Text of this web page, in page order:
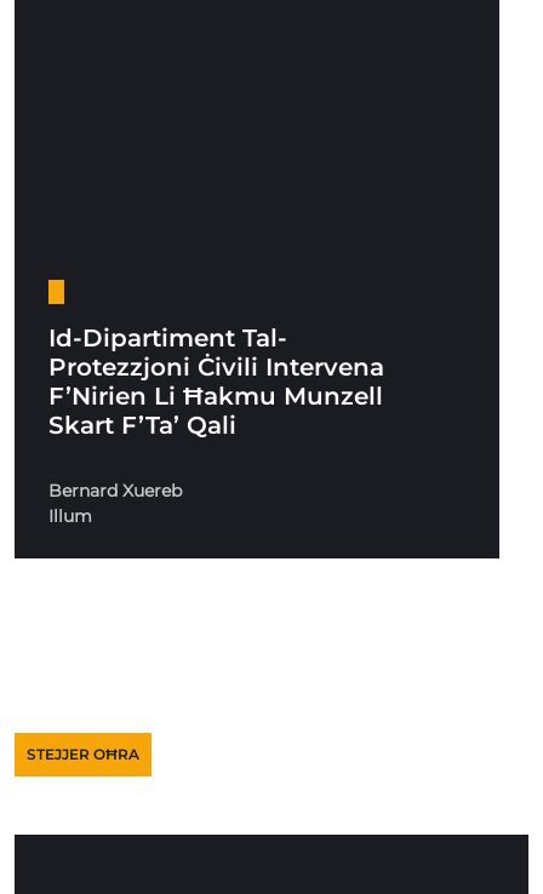
Id-Dipartiment Tal-
Protezzjoni Ċivili Intervena
F’Nirien Li Ħakmu Munzell
Skart F’Ta’ Qali
Bernard Xuereb
Illum
STEJJER OĦRA